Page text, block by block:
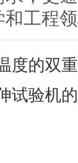
工程
度的双
试验机